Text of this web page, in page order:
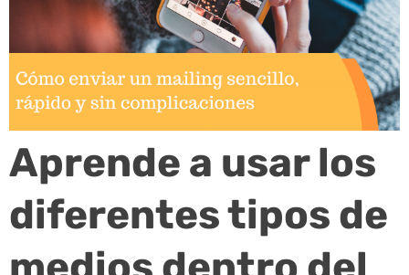
Aprende a usar los
diferentes tipos de